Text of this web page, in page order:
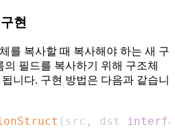
현
를 복사할 때 복사해야 하는 새 구
필드를 복사하기 위해 구조체
니다. 구현 방법은 다음과 같습니
( src , dst